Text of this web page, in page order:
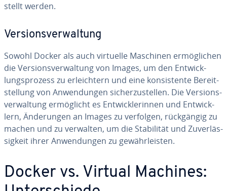
stellt werden.
Ver­si­ons­ver­wal­tung
Sowohl Docker als auch virtuelle Maschinen er­mög­li­chen
die Ver­si­ons­ver­wal­tung von Images, um den Ent­wick­
lungs­pro­zess zu er­leich­tern und eine kon­sis­ten­te Be­reit­
stel­lung von An­wen­dun­gen si­cher­zu­stel­len. Die Ver­si­ons­
ver­wal­tung er­mög­licht es Ent­wick­le­rin­nen und Ent­wick­
lern, Än­de­run­gen an Images zu verfolgen, rück­gän­gig zu
machen und zu verwalten, um die Sta­bi­li­tät und Zu­ver­läs­
sig­keit ihrer An­wen­dun­gen zu ge­währ­leis­ten.
Docker vs. Virtual Machines: